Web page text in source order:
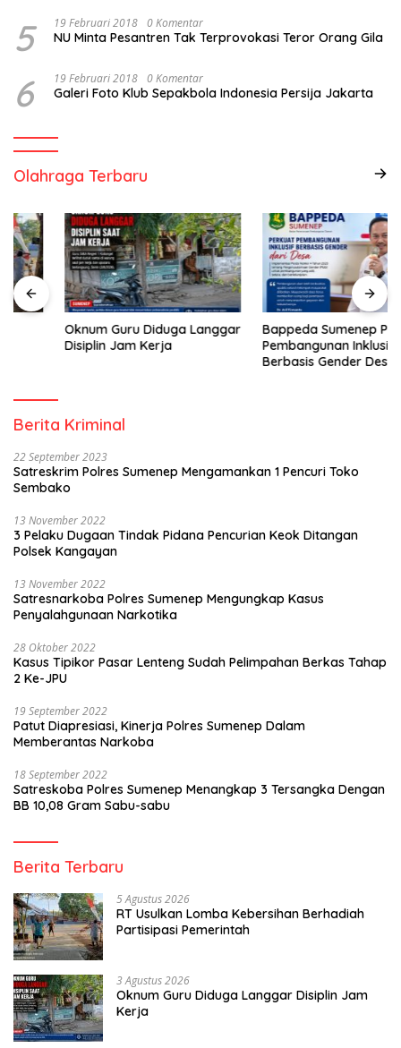
5 19 Februari 2018 0 Komentar
NU Minta Pesantren Tak Terprovokasi Teror Orang Gila
6 19 Februari 2018 0 Komentar
Galeri Foto Klub Sepakbola Indonesia Persija Jakarta
Olahraga Terbaru
Oknum Guru Diduga Langgar
Disiplin Jam Kerja
Bappeda Sumenep Perkuat
Pembangunan Inklusif
Berbasis Gender Desa
Berita Kriminal
22 September 2023
Satreskrim Polres Sumenep Mengamankan 1 Pencuri Toko
Sembako
13 November 2022
3 Pelaku Dugaan Tindak Pidana Pencurian Keok Ditangan
Polsek Kangayan
13 November 2022
Satresnarkoba Polres Sumenep Mengungkap Kasus
Penyalahgunaan Narkotika
28 Oktober 2022
Kasus Tipikor Pasar Lenteng Sudah Pelimpahan Berkas Tahap
2 Ke-JPU
19 September 2022
Patut Diapresiasi, Kinerja Polres Sumenep Dalam
Memberantas Narkoba
18 September 2022
Satreskoba Polres Sumenep Menangkap 3 Tersangka Dengan
BB 10,08 Gram Sabu-sabu
Berita Terbaru
5 Agustus 2026
RT Usulkan Lomba Kebersihan Berhadiah
Partisipasi Pemerintah
3 Agustus 2026
Oknum Guru Diduga Langgar Disiplin Jam
Kerja